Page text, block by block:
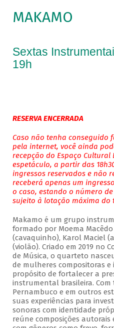
MAKAMO
Sextas
19h
RESERVA ENCERRADA
Caso não tenha conseguido
pela internet, você ainda
recepção do Espaço Cultural
espetáculo, a partir das
ingressos reservados e não
receberá apenas um
o caso, estando o número
sujeito à lotação máxima do
Makamo é um grupo
formado por Moema
(cavaquinho), Karol Maciel
(violão). Criado em 2019 no
de Música, o quarteto
de mulheres compositoras
propósito de fortalecer a
instrumental brasileira.
Pernambuco e em outros
suas experiências para
sonoras com identidade
reúne composições